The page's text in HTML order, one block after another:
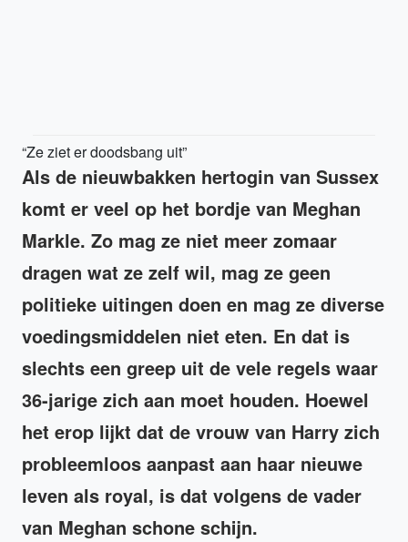
“Ze ziet er doodsbang uit”
Als de nieuwbakken hertogin van Sussex
komt er veel op het bordje van Meghan
Markle. Zo mag ze niet meer zomaar
dragen wat ze zelf wil, mag ze geen
politieke uitingen doen en mag ze diverse
voedingsmiddelen niet eten. En dat is
slechts een greep uit de vele regels waar
36-jarige zich aan moet houden. Hoewel
het erop lijkt dat de vrouw van Harry zich
probleemloos aanpast aan haar nieuwe
leven als royal, is dat volgens de vader
van Meghan schone schijn.